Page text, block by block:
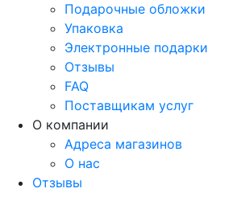
Подарочные обложки
Упаковка
Электронные подарки
Отзывы
FAQ
Поставщикам услуг
О компании
Адреса магазинов
О нас
Отзывы